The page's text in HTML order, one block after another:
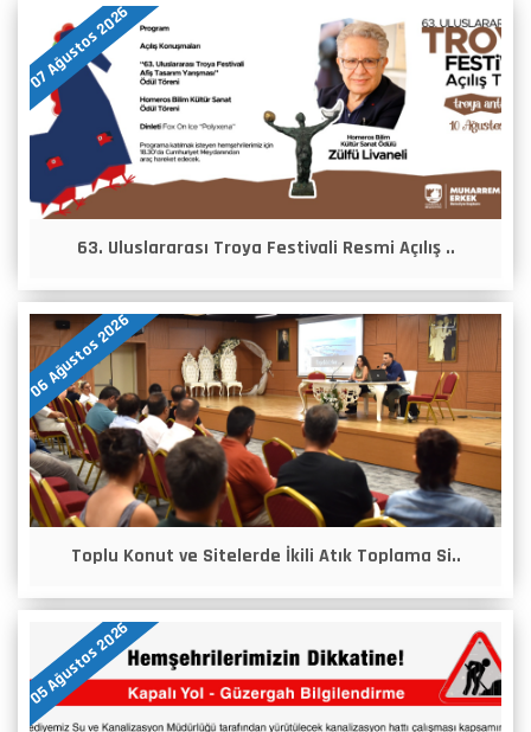
07 Ağustos 2026
63. Uluslararası Troya Festivali Resmi Açılış ..
06 Ağustos 2026
Toplu Konut ve Sitelerde İkili Atık Toplama Si..
05 Ağustos 2026